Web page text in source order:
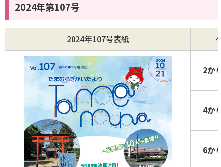
2024年第107号
2024年107号表紙
2か
4か
6か